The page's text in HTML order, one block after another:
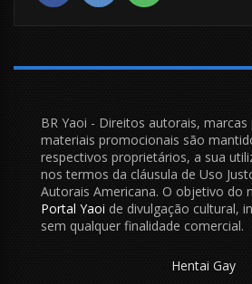
BR Yaoi - Direitos autorais, marcas
materiais promocionais são
respectivos proprietários, a sua
nos termos da cláusula de Uso
Autorais Americana. O objetivo do
Portal Yaoi de divulgação cultural,
sem qualquer finalidade comercial.
Hentai Gay